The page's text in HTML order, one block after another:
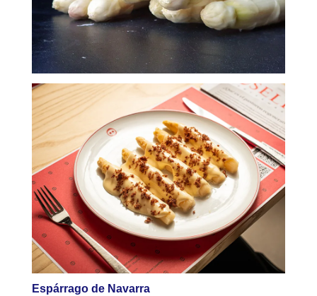
Espárrago de Navarra